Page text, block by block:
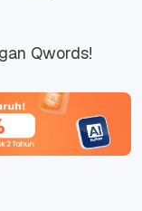
Qwords!